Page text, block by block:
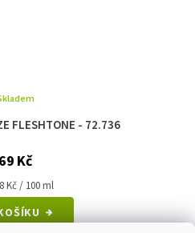
FLESHTONE - 72.736
69 Kč
Kč / 100 ml